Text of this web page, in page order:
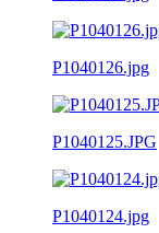
P1040126.jpg
P1040125.JPG
P1040124.jpg